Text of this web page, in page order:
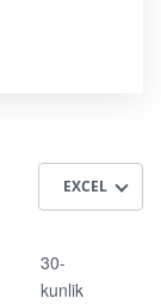
EXCEL
30-
kunlik